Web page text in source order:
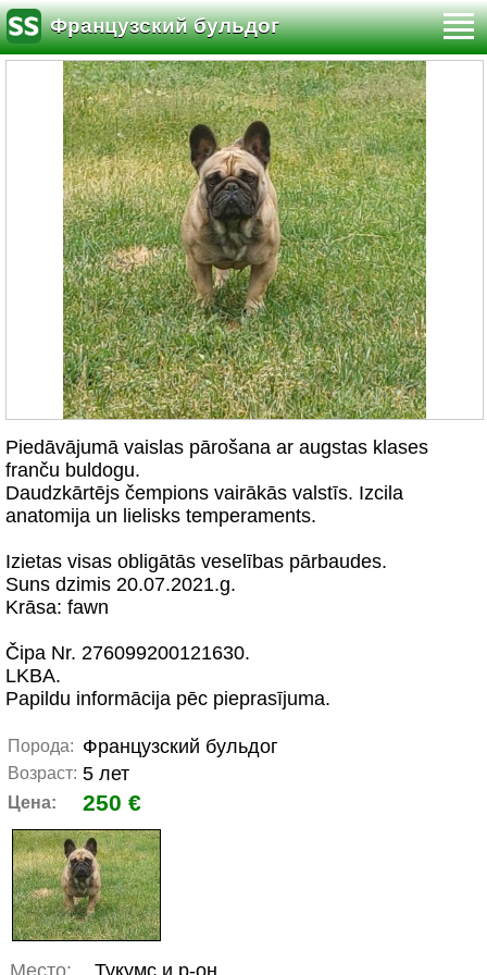
Французский бульдог
Piedāvājumā vaislas pārošana ar augstas klases
franču buldogu.
Daudzkārtējs čempions vairākās valstīs. Izcila
anatomija un lielisks temperaments.
Izietas visas obligātās veselības pārbaudes.
Suns dzimis 20.07.2021.g.
Krāsa: fawn
Čipa Nr. 276099200121630.
LKBA.
Papildu informācija pēc pieprasījuma.
Порода: Французский бульдог
Возраст: 5 лет
Цена: 250 €